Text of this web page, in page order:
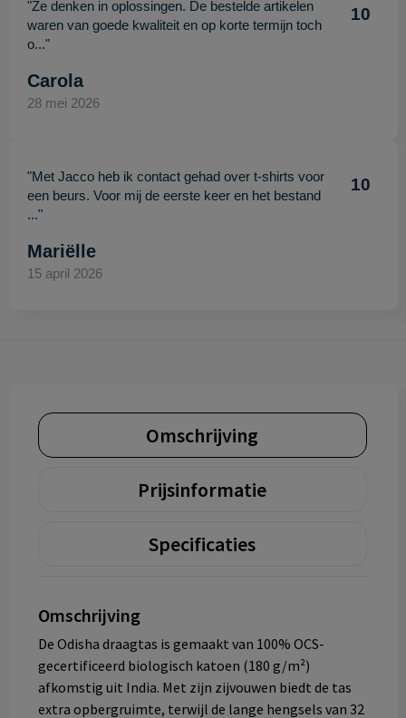
"Ze denken in oplossingen. De bestelde artikelen
waren van goede kwaliteit en op korte termijn toch
o..."
10
Carola
28 mei 2026
"Met Jacco heb ik contact gehad over t-shirts voor
een beurs. Voor mij de eerste keer en het bestand
..."
10
Mariëlle
15 april 2026
Omschrijving
Prijsinformatie
Specificaties
Omschrijving
De Odisha draagtas is gemaakt van 100% OCS-
gecertificeerd biologisch katoen (180 g/m²)
afkomstig uit India. Met zijn zijvouwen biedt de tas
extra opbergruimte, terwijl de lange hengsels van 32